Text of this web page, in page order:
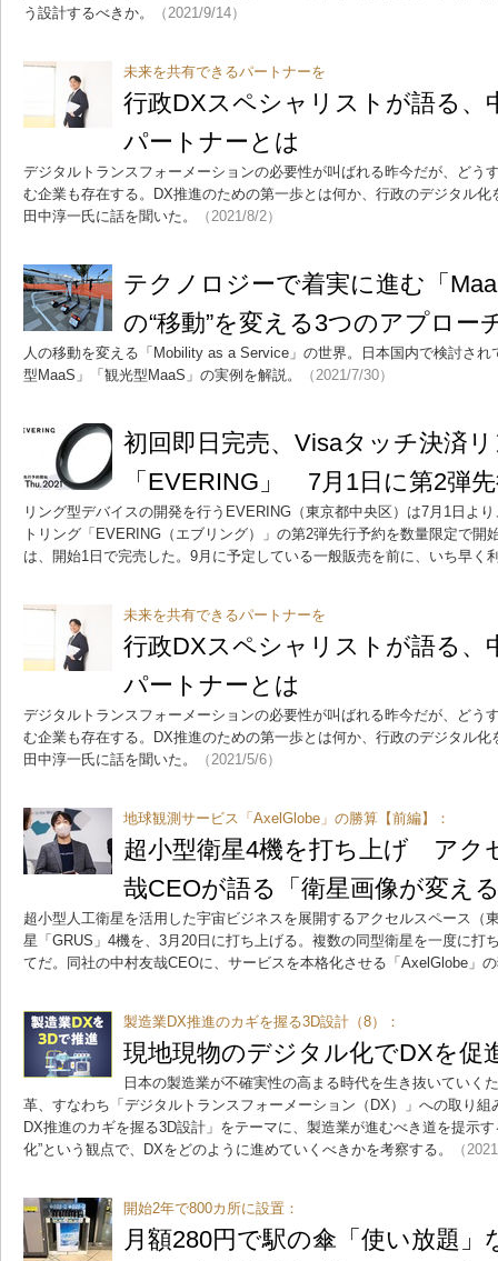
う設計するべきか。
（2021/9/14）
未来を共有できるパートナーを
行政DXスペシャリストが語る、
パートナーとは
デジタルトランスフォーメーションの必要性が叫ばれる昨今だが、どう
む企業も存在する。DX推進のための第一歩とは何か、行政のデジタル
田中淳一氏に話を聞いた。
（2021/8/2）
テクノロジーで着実に進む「
の“移動”を変える3つのアプロー
人の移動を変える「Mobility as a Service」の世界。日本国内で検討さ
型MaaS」「観光型MaaS」の実例を解説。
（2021/7/30）
初回即日完売、Visaタッチ決済
「EVERING」 7月1日に第2弾
リング型デバイスの開発を行うEVERING（東京都中央区）は7月1日よ
トリング「EVERING（エブリング）」の第2弾先行予約を数量限定で開
は、開始1日で完売した。9月に予定している一般販売を前に、いち早く
未来を共有できるパートナーを
行政DXスペシャリストが語る、
パートナーとは
デジタルトランスフォーメーションの必要性が叫ばれる昨今だが、どう
む企業も存在する。DX推進のための第一歩とは何か、行政のデジタル
田中淳一氏に話を聞いた。
（2021/5/6）
地球観測サービス「AxelGlobe」の勝算【前編】：
超小型衛星4機を打ち上げ アク
哉CEOが語る「衛星画像が変え
超小型人工衛星を活用した宇宙ビジネスを展開するアクセルスペース（
星「GRUS」4機を、3月20日に打ち上げる。複数の同型衛星を一度に打
てだ。同社の中村友哉CEOに、サービスを本格化させる「AxelGlobe」
製造業DX推進のカギを握る3D設計（8）：
現地現物のデジタル化でDXを促
日本の製造業が不確実性の高まる時代を生き抜いていく
革、すなわち「デジタルトランスフォーメーション（DX）」への取り
DX推進のカギを握る3D設計」をテーマに、製造業が進むべき道を提示
化”という観点で、DXをどのように進めていくべきかを考察する。
（
開始2年で800カ所に設置：
月額280円で駅の傘「使い放題」